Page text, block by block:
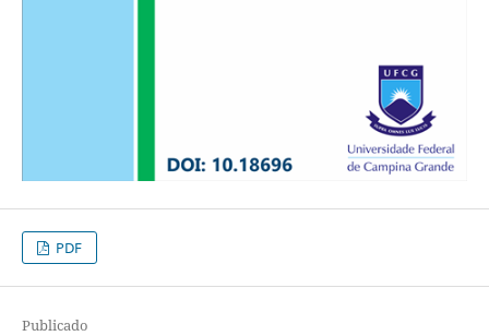
PDF
Publicado